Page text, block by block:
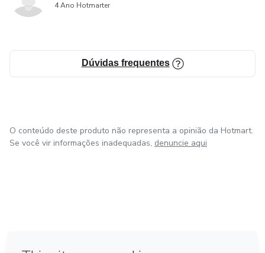
4 Ano Hotmarter
Dúvidas frequentes
O conteúdo deste produto não representa a opinião da Hotmart.
Se você vir informações inadequadas, denuncie aqui